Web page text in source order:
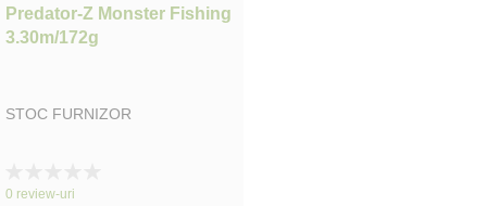
Predator-Z Monster Fishing
3.30m/172g
STOC FURNIZOR
0%
0 review-uri